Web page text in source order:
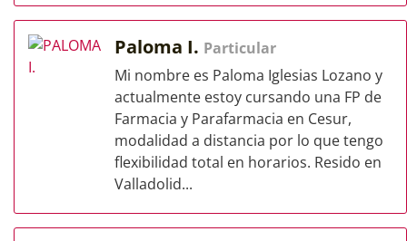
Paloma I. Particular
Mi nombre es Paloma Iglesias Lozano y
actualmente estoy cursando una FP de
Farmacia y Parafarmacia en Cesur,
modalidad a distancia por lo que tengo
flexibilidad total en horarios. Resido en
Valladolid...